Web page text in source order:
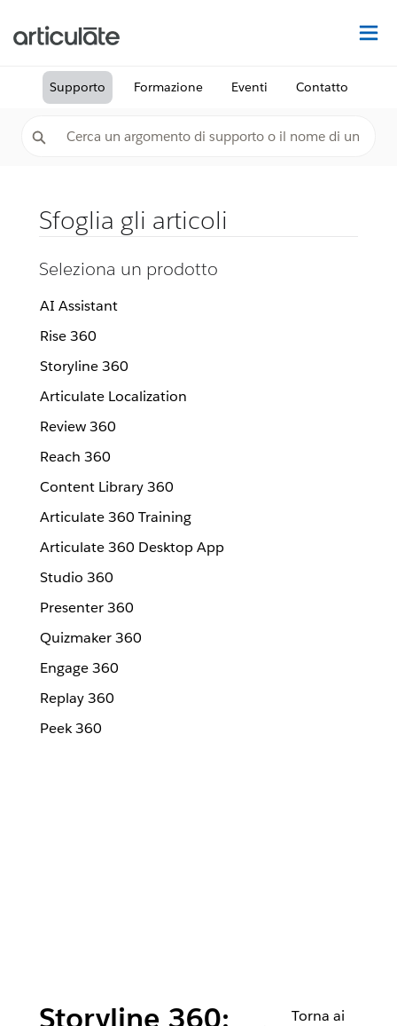
Supporto Formazione Eventi Contatto
Sfoglia gli articoli
Seleziona un prodotto
AI Assistant
Rise 360
Storyline 360
Articulate Localization
Review 360
Reach 360
Content Library 360
Articulate 360 Training
Articulate 360 Desktop App
Studio 360
Presenter 360
Quizmaker 360
Engage 360
Replay 360
Peek 360
Storyline 360:
Torna ai